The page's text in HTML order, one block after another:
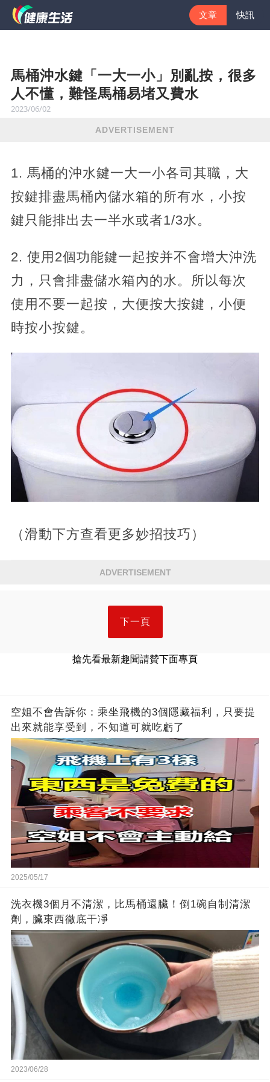
文章 快訊
馬桶沖水鍵「一大一小」別亂按，很多
人不懂，難怪馬桶易堵又費水
2023/06/02
ADVERTISEMENT
1. 馬桶的沖水鍵一大一小各司其職，大
按鍵排盡馬桶內儲水箱的所有水，小按
鍵只能排出去一半水或者1/3水。
2. 使用2個功能鍵一起按并不會增大沖洗
力，只會排盡儲水箱內的水。所以每次
使用不要一起按，大便按大按鍵，小便
時按小按鍵。
（滑動下方查看更多妙招技巧）
ADVERTISEMENT
下一頁
搶先看最新趣聞請贊下面專頁
空姐不會告訴你：乘坐飛機的3個隱藏福利，只要提
出來就能享受到，不知道可就吃虧了
2025/05/17
洗衣機3個月不清潔，比馬桶還臟！倒1碗自制清潔
劑，臟東西徹底干凈
2023/06/28